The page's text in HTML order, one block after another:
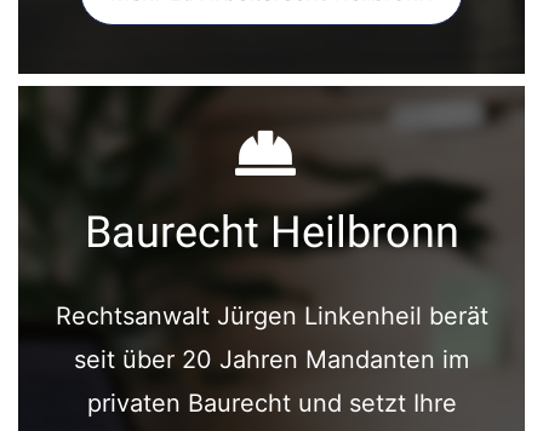
Baurecht Heilbronn
Rechtsanwalt Jürgen Linkenheil berät
seit über 20 Jahren Mandanten im
privaten Baurecht und setzt Ihre